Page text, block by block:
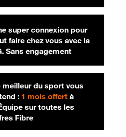
super connexion pour
faire chez vous avec la
Sans engagement
meilleur du sport vous
: 1 mois offertà
sur toutes les
Fibre